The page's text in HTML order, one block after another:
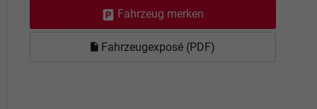
Fahrzeug merken
Fahrzeugexposé (PDF)